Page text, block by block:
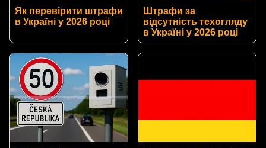
Як перевірити штрафи
в Україні у 2026 році
Штрафи за
відсутність техогляду
в Україні у 2026 році